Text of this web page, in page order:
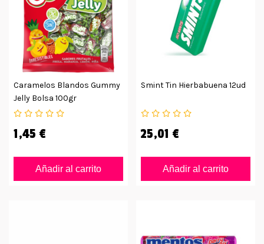
Caramelos Blandos Gummy
Jelly Bolsa 100gr
1,45 €
Añadir al carrito
Smint Tin Hierbabuena 12ud
25,01 €
Añadir al carrito